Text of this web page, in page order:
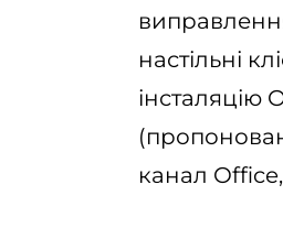
настільні
інсталяцію
канал